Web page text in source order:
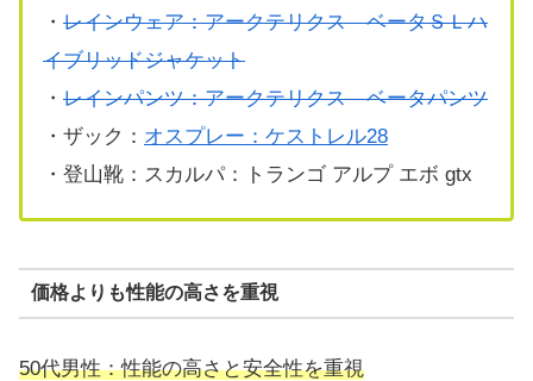
・ レインウェア：アークテリクス ベータＳＬハ
イブリッドジャケット
・ レインパンツ：アークテリクス ベータパンツ
・ザック： オスプレー：ケストレル28
・登山靴：スカルパ：トランゴ アルプ エボ gtx
価格よりも性能の高さを重視
50代男性：性能の高さと安全性を重視